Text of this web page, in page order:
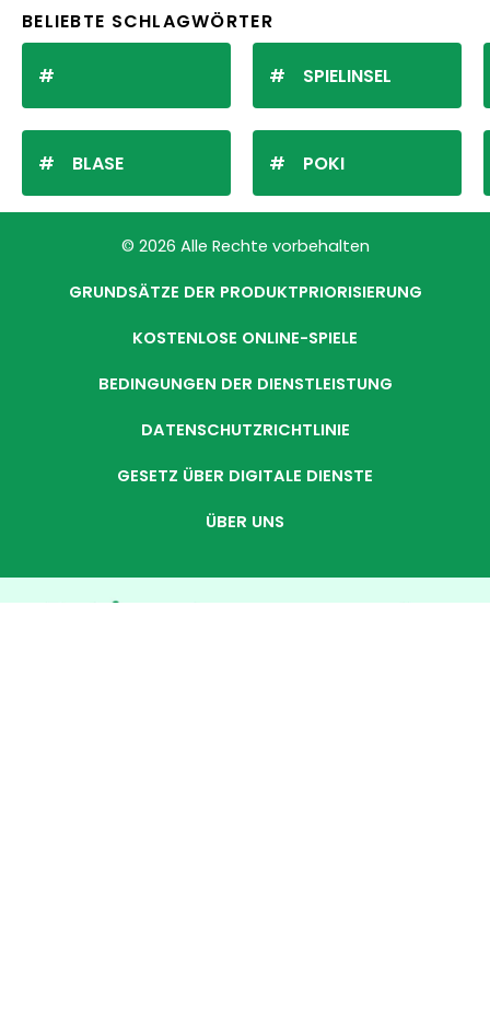
BELIEBTE SCHLAGWÖRTER
BLASE
SPIELINSEL
POKI
© 2026 Alle Rechte vorbehalten
GRUNDSÄTZE DER PRODUKTPRIORISIERUNG
KOSTENLOSE ONLINE-SPIELE
BEDINGUNGEN DER DIENSTLEISTUNG
DATENSCHUTZRICHTLINIE
GESETZ ÜBER DIGITALE DIENSTE
ÜBER UNS